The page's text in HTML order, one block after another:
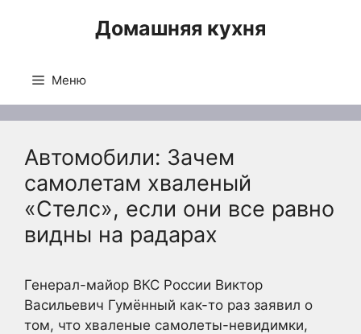
Домашняя кухня
Меню
Автомобили: Зачем
самолетам хваленый
«Стелс», если они все равно
видны на радарах
Генерал-майор ВКС России Виктор
Васильевич Гумённый как-то раз заявил о
том, что хваленые самолеты-невидимки,